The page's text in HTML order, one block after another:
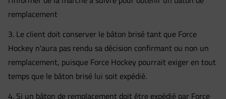
remplacement
3. Le client doit conserver le bâton brisé tant que Force
Hockey n'aura pas rendu sa décision confirmant ou non un
remplacement, puisque Force Hockey pourrait exiger en tout
temps que le bâton brisé lui soit expédié.
4. Si un bâton de remplacement doit être expédié par Force